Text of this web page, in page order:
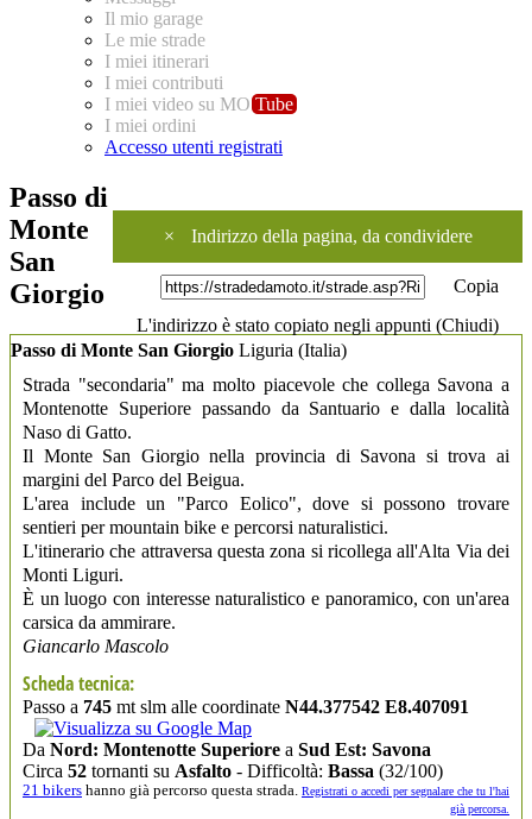
Il mio garage
Le mie strade
I miei itinerari
I miei contributi
I miei video su MO Tube
I miei ordini
Accesso utenti registrati
× Indirizzo della pagina, da condividere
Copia
L'indirizzo è stato copiato negli appunti (Chiudi)
Passo di
Monte
San
Giorgio
Passo di Monte San Giorgio Liguria (Italia)
Strada "secondaria" ma molto piacevole che collega Savona a
Montenotte Superiore passando da Santuario e dalla località
Naso di Gatto.
Il Monte San Giorgio nella provincia di Savona si trova ai
margini del Parco del Beigua.
L'area include un "Parco Eolico", dove si possono trovare
sentieri per mountain bike e percorsi naturalistici.
L'itinerario che attraversa questa zona si ricollega all'Alta Via dei
Monti Liguri.
È un luogo con interesse naturalistico e panoramico, con un'area
carsica da ammirare.
Giancarlo Mascolo
Scheda tecnica:
Passo a 745 mt slm alle coordinate N44.377542 E8.407091
Da Nord: Montenotte Superiore a Sud Est: Savona
Circa 52 tornanti su Asfalto - Difficoltà: Bassa (32/100)
21 bikers hanno già percorso questa strada. Registrati o accedi per segnalare che tu l'hai
già percorsa.